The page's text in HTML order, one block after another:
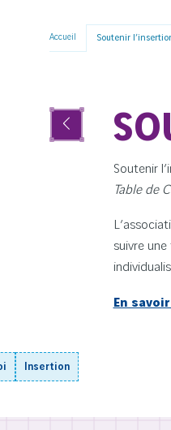
Accueil Soutenir
Soutenir
Table de
suivre
En
Insertion